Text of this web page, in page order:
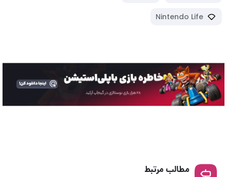
Nintendo Life
مطالب مرتبط